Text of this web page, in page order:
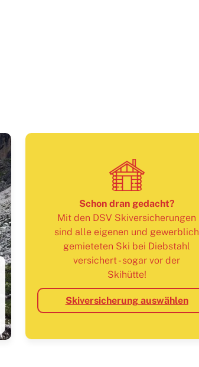
Schon dran gedacht?
Mit den DSV Skiversicherungen
sind alle eigenen und gewerblich
gemieteten Ski bei Diebstahl
versichert - sogar vor der
Skihütte!
Skiversicherung auswählen